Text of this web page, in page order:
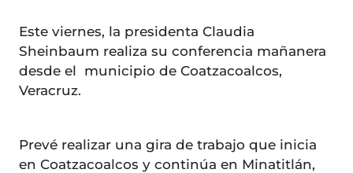
Este viernes, la presidenta Claudia
Sheinbaum realiza su conferencia mañanera
desde el municipio de Coatzacoalcos,
Veracruz.
Prevé realizar una gira de trabajo que inicia
en Coatzacoalcos y continúa en Minatitlán,